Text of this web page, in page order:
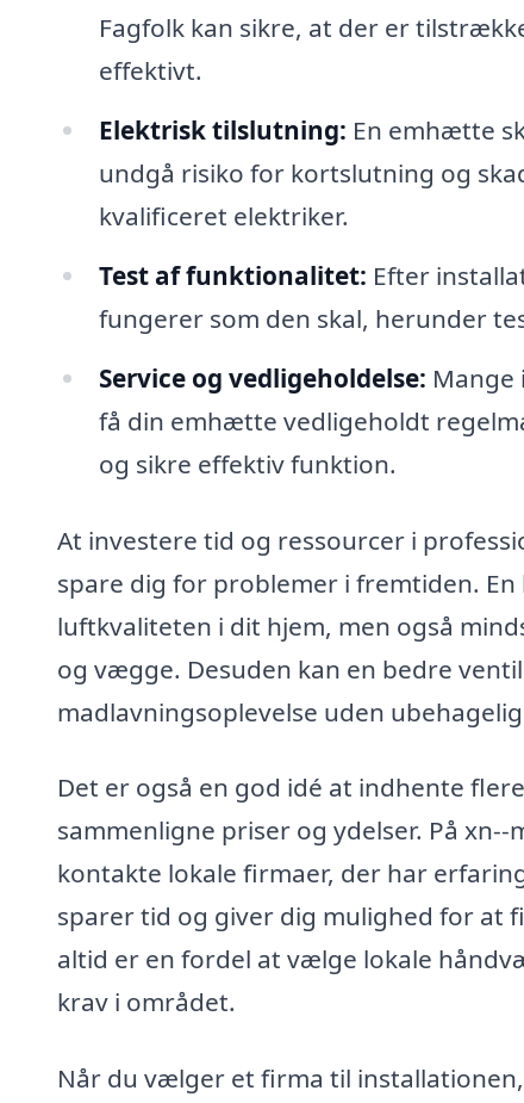
Fagfolk kan sikre, at der er
effektivt.
Elektrisk tilslutning: En emhætte
undgå risiko for kortslutning og
kvalificeret elektriker.
Test af funktionalitet: Efter
fungerer som den skal, herunder
Service og vedligeholdelse: Mange
få din emhætte vedligeholdt
og sikre effektiv funktion.
At investere tid og ressourcer i
spare dig for problemer i fremtiden.
luftkvaliteten i dit hjem, men også
og vægge. Desuden kan en bedre
madlavningsoplevelse uden
Det er også en god idé at indhente
sammenligne priser og ydelser. På
kontakte lokale firmaer, der har
sparer tid og giver dig mulighed for at
altid er en fordel at vælge lokale
krav i området.
Når du vælger et firma til